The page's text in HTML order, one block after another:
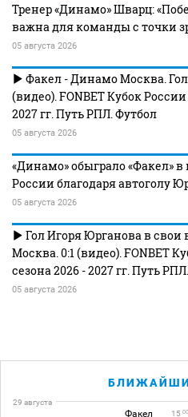
Тренер «Динамо» Шварц:
важна для команды с точки
05 августа 2026
Факел - Динамо Москва.
(видео). FONBET Кубок
2027 гг. Путь РПЛ. Футбол
05 августа 2026
«Динамо» обыграло «Факел»
России благодаря автоголу
05 августа 2026
Гол Игоря Юрганова в
Москва. 0:1 (видео). FONBET
сезона 2026 - 2027 гг. Путь
05 августа 2026
29 августа
Факел 15 00